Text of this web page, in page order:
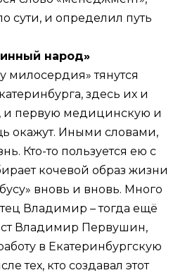
сути, и определил путь
народ»
милосердия» тянутся
здесь их и
и первую медицинскую и
окажут. Иными словами,
Кто-то пользуется ею с
кочевой образ жизни
вновь и вновь. Много
Владимир – тогда ещё
Владимир Первушин,
в Екатеринбургскую
тех, кто создавал этот